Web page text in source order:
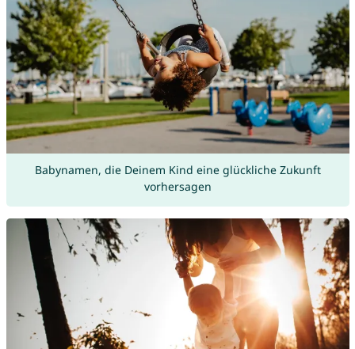
Babynamen, die Deinem Kind eine glückliche Zukunft
vorhersagen